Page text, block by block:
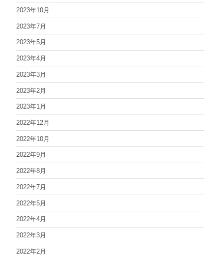
2023年10月
2023年7月
2023年5月
2023年4月
2023年3月
2023年2月
2023年1月
2022年12月
2022年10月
2022年9月
2022年8月
2022年7月
2022年5月
2022年4月
2022年3月
2022年2月